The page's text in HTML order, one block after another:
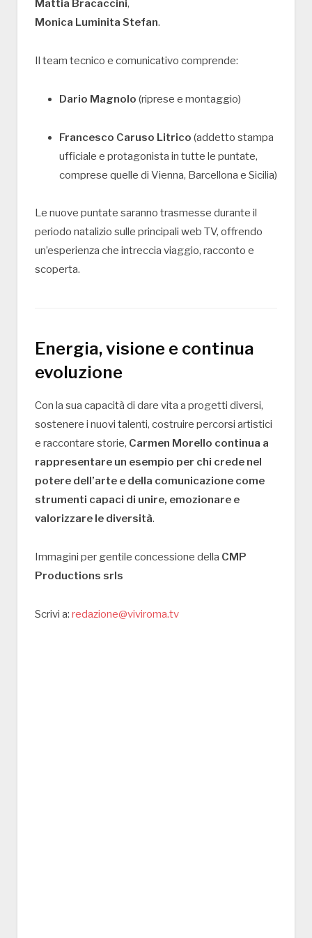
Mattia Bracaccini,
Monica Luminita Stefan.
Il team tecnico e comunicativo comprende:
Dario Magnolo (riprese e montaggio)
Francesco Caruso Litrico (addetto stampa
ufficiale e protagonista in tutte le puntate,
comprese quelle di Vienna, Barcellona e Sicilia)
Le nuove puntate saranno trasmesse durante il
periodo natalizio sulle principali web TV, offrendo
un’esperienza che intreccia viaggio, racconto e
scoperta.
Energia, visione e continua
evoluzione
Con la sua capacità di dare vita a progetti diversi,
sostenere i nuovi talenti, costruire percorsi artistici
e raccontare storie, Carmen Morello continua a
rappresentare un esempio per chi crede nel
potere dell’arte e della comunicazione come
strumenti capaci di unire, emozionare e
valorizzare le diversità.
Immagini per gentile concessione della CMP
Productions srls
Scrivi a: redazione@viviroma.tv